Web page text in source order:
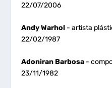
22/07/2006
Andy Warhol - artista
22/02/1987
Adoniran Barbosa -
23/11/1982